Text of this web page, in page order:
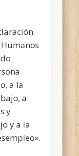
a la
a
y
y a la